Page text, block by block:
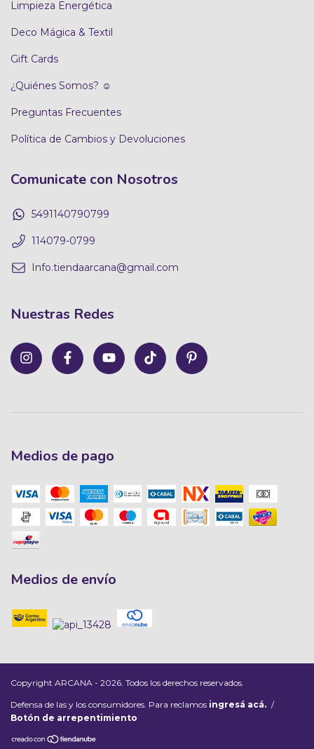
Limpieza Energética
Deco Mágica & Textil
Gift Cards
¿Quiénes Somos? ☺
Preguntas Frecuentes
Política de Cambios y Devoluciones
Comunicate con Nosotros
5491140790799
114079-0799
Info.tiendaarcana@gmail.com
Nuestras Redes
Medios de pago
Medios de envío
Copyright ARCANA - 2026. Todos los derechos reservados.
Defensa de las y los consumidores. Para reclamos ingresá acá. /
Botón de arrepentimiento